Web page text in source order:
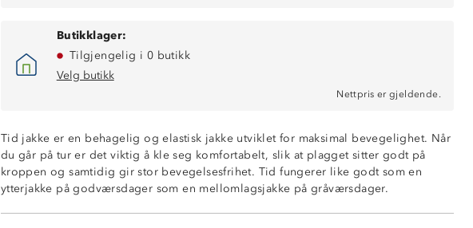
Butikklager:
Tilgjengelig i 0 butikk
Velg butikk
Nettpris er gjeldende.
Tid jakke er en behagelig og elastisk jakke utviklet for maksimal bevegelighet. Når
du går på tur er det viktig å kle seg komfortabelt, slik at plagget sitter godt på
kroppen og samtidig gir stor bevegelsesfrihet. Tid fungerer like godt som en
ytterjakke på godværsdager som en mellomlagsjakke på gråværsdager.